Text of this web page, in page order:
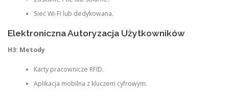
Sieć Wi-Fi lub dedykowana.
Elektroniczna Autoryzacja Użytkowników
H3: Metody
Karty pracownicze RFID.
Aplikacja mobilna z kluczem cyfrowym.